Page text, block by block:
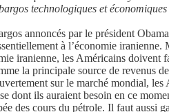
technologiques et
annoncés par le président
à l’économie iranienne.
iranienne, les Américains doivent
la principale source de revenus
sur le marché mondial, les
dont ils auraient besoin en ce
des cours du pétrole. Il faut aussi